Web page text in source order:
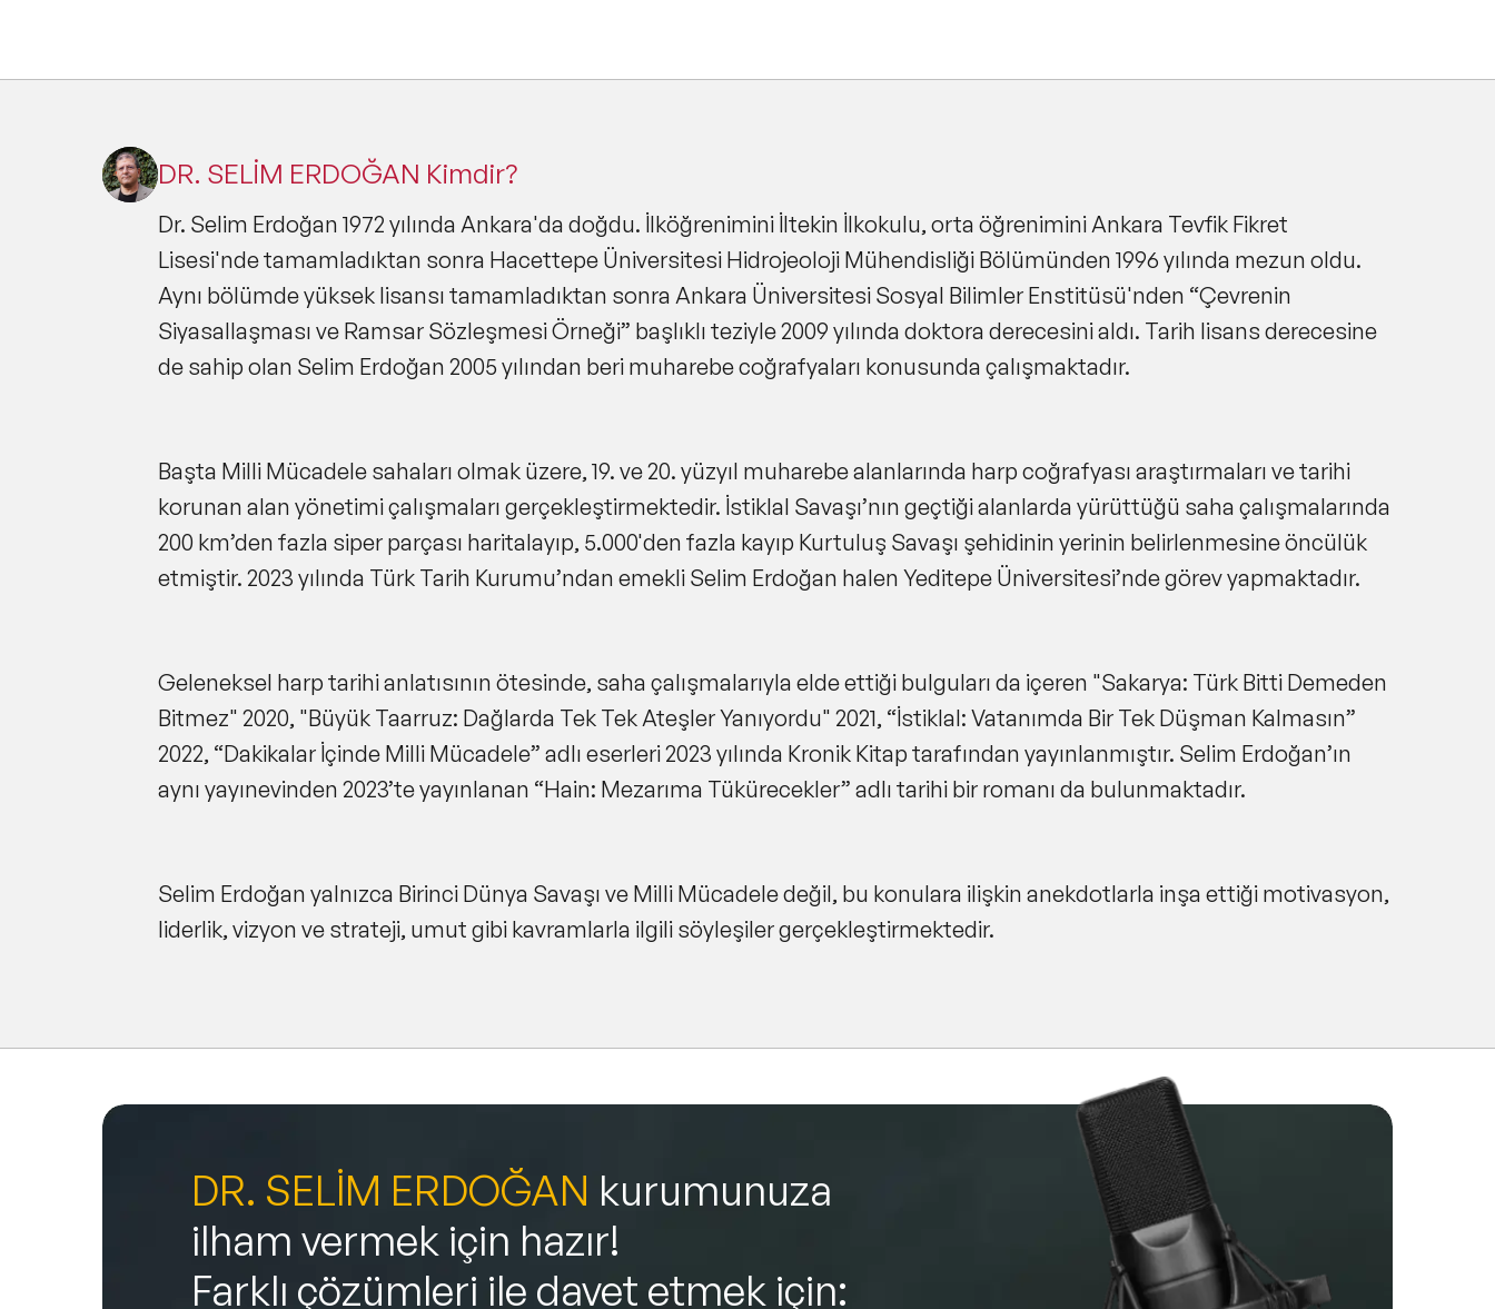
DR. SELİM ERDOĞAN Kimdir?
Dr. Selim Erdoğan 1972 yılında Ankara'da doğdu. İlköğrenimini İltekin İlkokulu, orta öğrenimini Ankara Tevfik Fikret
Lisesi'nde tamamladıktan sonra Hacettepe Üniversitesi Hidrojeoloji Mühendisliği Bölümünden 1996 yılında mezun oldu.
Aynı bölümde yüksek lisansı tamamladıktan sonra Ankara Üniversitesi Sosyal Bilimler Enstitüsü'nden “Çevrenin
Siyasallaşması ve Ramsar Sözleşmesi Örneği” başlıklı teziyle 2009 yılında doktora derecesini aldı. Tarih lisans derecesine
de sahip olan Selim Erdoğan 2005 yılından beri muharebe coğrafyaları konusunda çalışmaktadır.
Başta Milli Mücadele sahaları olmak üzere, 19. ve 20. yüzyıl muharebe alanlarında harp coğrafyası araştırmaları ve tarihi
korunan alan yönetimi çalışmaları gerçekleştirmektedir. İstiklal Savaşı’nın geçtiği alanlarda yürüttüğü saha çalışmalarında
200 km’den fazla siper parçası haritalayıp, 5.000'den fazla kayıp Kurtuluş Savaşı şehidinin yerinin belirlenmesine öncülük
etmiştir. 2023 yılında Türk Tarih Kurumu’ndan emekli Selim Erdoğan halen Yeditepe Üniversitesi’nde görev yapmaktadır.
Geleneksel harp tarihi anlatısının ötesinde, saha çalışmalarıyla elde ettiği bulguları da içeren "Sakarya: Türk Bitti Demeden
Bitmez" 2020, "Büyük Taarruz: Dağlarda Tek Tek Ateşler Yanıyordu" 2021, “İstiklal: Vatanımda Bir Tek Düşman Kalmasın”
2022, “Dakikalar İçinde Milli Mücadele” adlı eserleri 2023 yılında Kronik Kitap tarafından yayınlanmıştır. Selim Erdoğan’ın
aynı yayınevinden 2023’te yayınlanan “Hain: Mezarıma Tükürecekler” adlı tarihi bir romanı da bulunmaktadır.
Selim Erdoğan yalnızca Birinci Dünya Savaşı ve Milli Mücadele değil, bu konulara ilişkin anekdotlarla inşa ettiği motivasyon,
liderlik, vizyon ve strateji, umut gibi kavramlarla ilgili söyleşiler gerçekleştirmektedir.
DR. SELİM ERDOĞAN kurumunuza
ilham vermek için hazır!
Farklı çözümleri ile davet etmek için: